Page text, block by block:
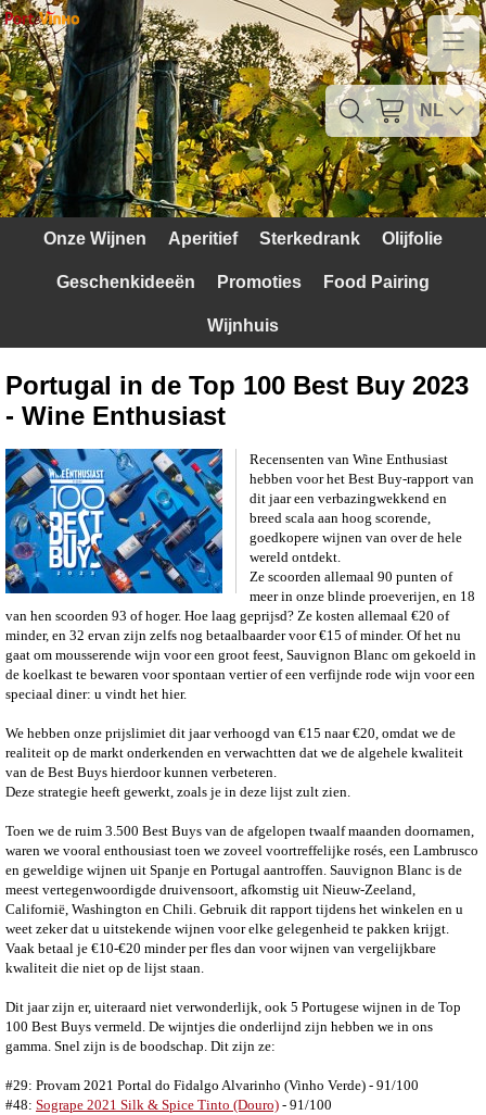
Home
Contact
Mijn account
Verzendkosten
Witte druiven
Rode Druiven
NL
Onze Wijnen Aperitief Sterkedrank Olijfolie
Geschenkideeën Promoties Food Pairing
Wijnhuis
Portugal in de Top 100 Best Buy 2023
- Wine Enthusiast
Recensenten van Wine Enthusiast
hebben voor het Best Buy-rapport van
dit jaar een verbazingwekkend en
breed scala aan hoog scorende,
goedkopere wijnen van over de hele
wereld ontdekt.
Ze scoorden allemaal 90 punten of
meer in onze blinde proeverijen, en 18
van hen scoorden 93 of hoger. Hoe laag geprijsd? Ze kosten allemaal €20 of
minder, en 32 ervan zijn zelfs nog betaalbaarder voor €15 of minder. Of het nu
gaat om mousserende wijn voor een groot feest, Sauvignon Blanc om gekoeld in
de koelkast te bewaren voor spontaan vertier of een verfijnde rode wijn voor een
speciaal diner: u vindt het hier.
We hebben onze prijslimiet dit jaar verhoogd van €15 naar €20, omdat we de
realiteit op de markt onderkenden en verwachtten dat we de algehele kwaliteit
van de Best Buys hierdoor kunnen verbeteren.
Deze strategie heeft gewerkt, zoals je in deze lijst zult zien.
Toen we de ruim 3.500 Best Buys van de afgelopen twaalf maanden doornamen,
waren we vooral enthousiast toen we zoveel voortreffelijke rosés, een Lambrusco
en geweldige wijnen uit Spanje en Portugal aantroffen. Sauvignon Blanc is de
meest vertegenwoordigde druivensoort, afkomstig uit Nieuw-Zeeland,
Californië, Washington en Chili. Gebruik dit rapport tijdens het winkelen en u
weet zeker dat u uitstekende wijnen voor elke gelegenheid te pakken krijgt.
Vaak betaal je €10-€20 minder per fles dan voor wijnen van vergelijkbare
kwaliteit die niet op de lijst staan.
Dit jaar zijn er, uiteraard niet verwonderlijk, ook 5 Portugese wijnen in de Top
100 Best Buys vermeld. De wijntjes die onderlijnd zijn hebben we in ons
gamma. Snel zijn is de boodschap. Dit zijn ze:
#29: Provam 2021 Portal do Fidalgo Alvarinho (Vinho Verde) - 91/100
#48: Sogrape 2021 Silk & Spice Tinto (Douro) - 91/100